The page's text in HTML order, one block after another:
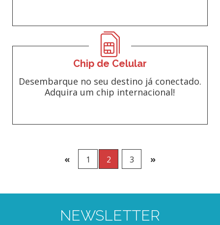
Chip de Celular
Desembarque no seu destino já conectado.
Adquira um chip internacional!
« 1 2 3 »
NEWSLETTER